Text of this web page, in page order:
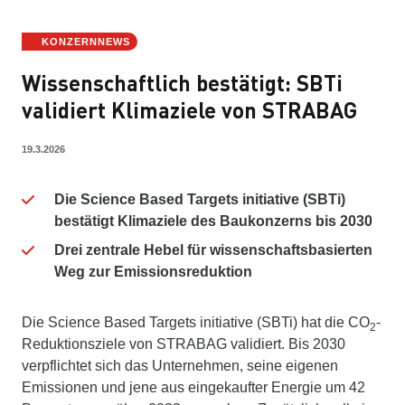
KONZERNNEWS
Wissenschaftlich bestätigt: SBTi
validiert Klimaziele von STRABAG
19.3.2026
Die Science Based Targets initiative (SBTi)
bestätigt Klimaziele des Baukonzerns bis 2030
Drei zentrale Hebel für wissenschaftsbasierten
Weg zur Emissionsreduktion
Die Science Based Targets initiative (SBTi) hat die CO2-
Reduktionsziele von STRABAG validiert. Bis 2030
verpflichtet sich das Unternehmen, seine eigenen
Emissionen und jene aus eingekaufter Energie um 42